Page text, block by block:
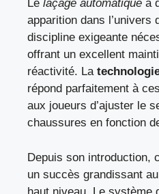
Le laçage automatique a
apparition dans l’univers
discipline exigeante
offrant un excellent
réactivité. La
répond parfaitement à
aux joueurs d’ajuster le
chaussures en fonction
Depuis son introduction,
un succès grandissant
haut niveau. Le système